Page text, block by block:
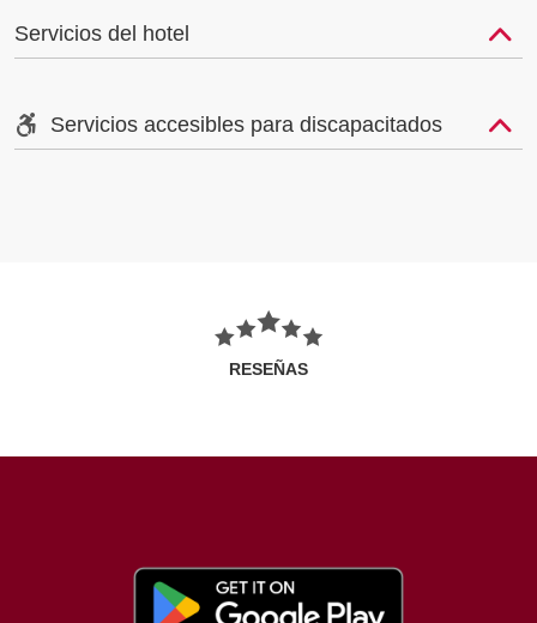
Servicios del hotel
Servicios accesibles para discapacitados
RESEÑAS